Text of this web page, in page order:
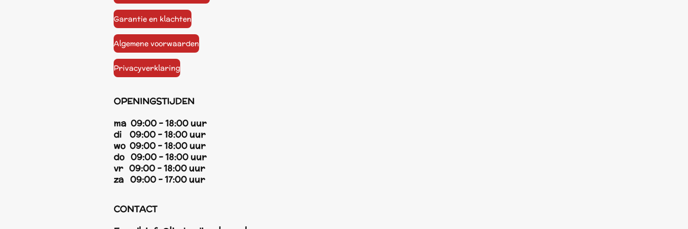
Garantie en klachten
Algemene voorwaarden
Privacyverklaring
OPENINGSTIJDEN
ma 09:00 - 18:00 uur
di 09:00 - 18:00 uur
wo 09:00 - 18:00 uur
do 09:00 - 18:00 uur
vr 09:00 - 18:00 uur
za 09:00 - 17:00 uur
CONTACT